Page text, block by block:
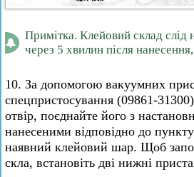
Примітка. Клейовий склад слід
через 5 хвилин після
10. За допомогою вакуумних
спецпристосування (09861-
отвір, поєднайте його з
нанесеними відповідно до
наявний клейовий шар. Щоб
скла, встановіть дві нижні